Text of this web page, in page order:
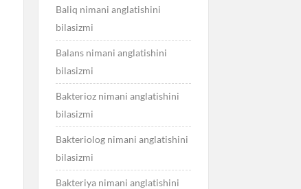
Baliq nimani anglatishini
bilasizmi
Balans nimani anglatishini
bilasizmi
Bakterioz nimani anglatishini
bilasizmi
Bakteriolog nimani anglatishini
bilasizmi
Bakteriya nimani anglatishini